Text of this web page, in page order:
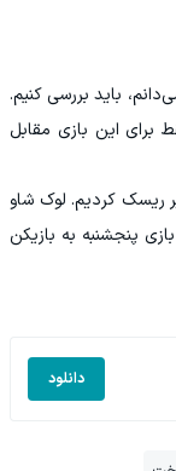
باید بررسی کنیم.
برای این بازی مقابل
ریسک کردیم. لوک شاو
پنجشنبه به بازیکن
دانلود